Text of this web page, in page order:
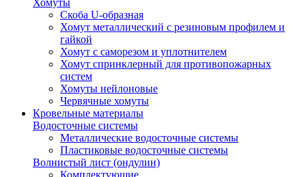
Хомуты
Скоба U-образная
Хомут металлический с резиновым профилем и
гайкой
Хомут с саморезом и уплотнителем
Хомут спринклерный для противопожарных
систем
Хомуты нейлоновые
Червячные хомуты
Кровельные материалы
Водосточные системы
Металлические водосточные системы
Пластиковые водосточные системы
Волнистый лист (ондулин)
Комплектующие